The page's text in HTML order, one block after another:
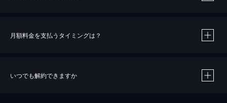
※40％ポイント還元の対象は、クレジットカード決済による作品の購入 / レンタルです。
iOSアプリのUコイン決済による作品の購入 / レンタルは、20％のポイント還元です。
月額料金を支払うタイミングは？
いつでも解約できますか